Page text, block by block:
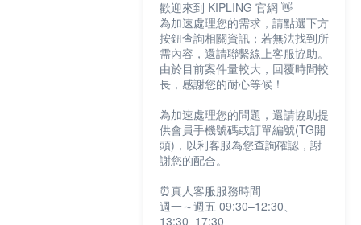
歡迎來到 KIPLING 官網 👋
為加速處理您的需求，請點選下方
按鈕查詢相關資訊；若無法找到所
需內容，還請聯繫線上客服協助。
由於目前案件量較大，回覆時間較
長，感謝您的耐心等候！
為加速處理您的問題，還請協助提
供會員手機號碼或訂單編號(TG開
頭)，以利客服為您查詢確認，謝
謝您的配合。
⏰真人客服服務時間
週一～週五 09:30–12:30、
13:30–17:30